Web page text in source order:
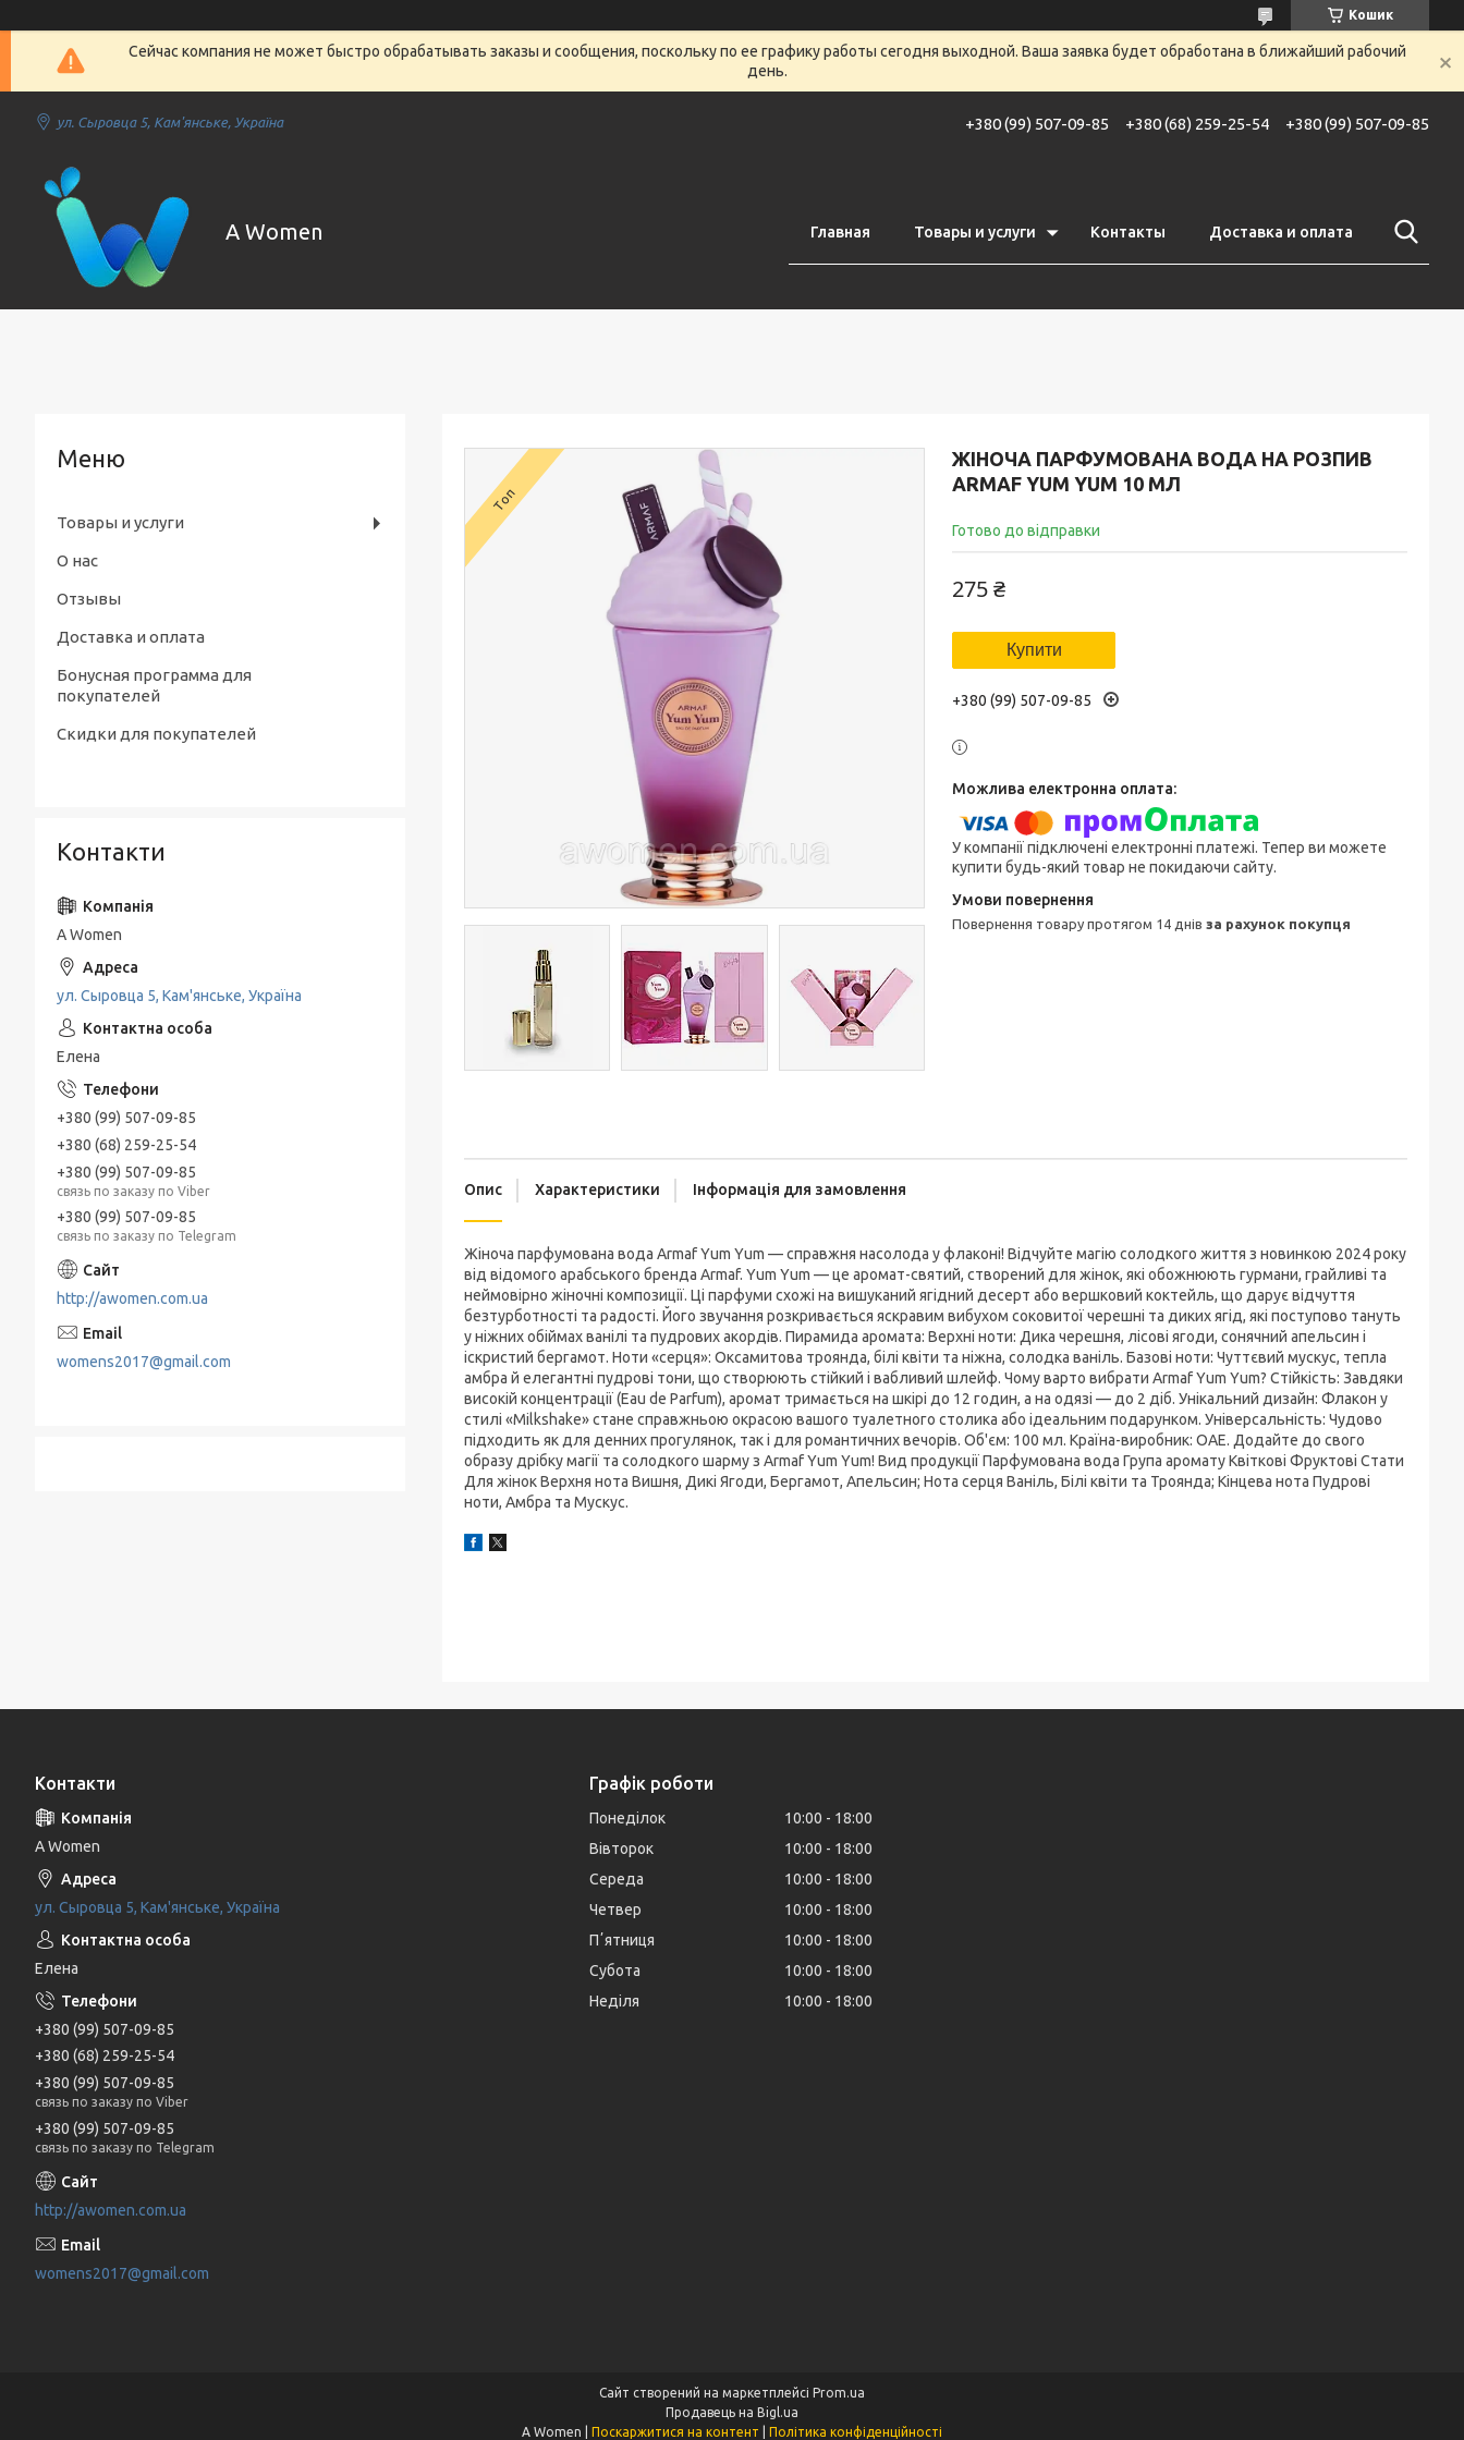
Кошик
Сейчас компания не может быстро обрабатывать заказы и сообщения, поскольку по ее графику работы сегодня выходной. Ваша заявка будет обработана в ближайший рабочий
день.
ул. Сыровца 5, Кам'янське, Україна +380 (99) 507-09-85 +380 (68) 259-25-54 +380 (99) 507-09-85
A Women Главная Товары и услуги Контакты Доставка и оплата
ЖІНОЧА ПАРФУМОВАНА ВОДА НА РОЗПИВ
ARMAF YUM YUM 10 МЛ
Готово до відправки
275 ₴
Купити
+380 (99) 507-09-85
У компанії підключені електронні платежі. Тепер ви можете
купити будь-який товар не покидаючи сайту.
повернення товару протягом 14 днів за рахунок покупця
Топ
Опис Характеристики Інформація для замовлення
Жіноча парфумована вода Armaf Yum Yum — справжня насолода у флаконі! Відчуйте магію солодкого життя з новинкою 2024 року
від відомого арабського бренда Armaf. Yum Yum — це аромат-святий, створений для жінок, які обожнюють гурмани, грайливі та
неймовірно жіночні композиції. Ці парфуми схожі на вишуканий ягідний десерт або вершковий коктейль, що дарує відчуття
безтурботності та радості. Його звучання розкривається яскравим вибухом соковитої черешні та диких ягід, які поступово тануть
у ніжних обіймах ванілі та пудрових акордів. Пирамида аромата: Верхні ноти: Дика черешня, лісові ягоди, сонячний апельсин і
іскристий бергамот. Ноти «серця»: Оксамитова троянда, білі квіти та ніжна, солодка ваніль. Базові ноти: Чуттєвий мускус, тепла
амбра й елегантні пудрові тони, що створюють стійкий і вабливий шлейф. Чому варто вибрати Armaf Yum Yum? Стійкість: Завдяки
високій концентрації (Eau de Parfum), аромат тримається на шкірі до 12 годин, а на одязі — до 2 діб. Унікальний дизайн: Флакон у
стилі «Milkshake» стане справжньою окрасою вашого туалетного столика або ідеальним подарунком. Універсальність: Чудово
підходить як для денних прогулянок, так і для романтичних вечорів. Об'єм: 100 мл. Країна-виробник: ОАЕ. Додайте до свого
образу дрібку магії та солодкого шарму з Armaf Yum Yum! Вид продукції Парфумована вода Група аромату Квіткові Фруктові Стати
Для жінок Верхня нота Вишня, Дикі Ягоди, Бергамот, Апельсин; Нота серця Ваніль, Білі квіти та Троянда; Кінцева нота Пудрові
ноти, Амбра та Мускус.
Товары и услуги
О нас
Отзывы
Доставка и оплата
Бонусная программа для
покупателей
Скидки для покупателей
Контакти
A Women
ул. Сыровца 5, Кам'янське, Україна
Елена
+380 (99) 507-09-85
+380 (68) 259-25-54
+380 (99) 507-09-85
связь по заказу по Viber
+380 (99) 507-09-85
связь по заказу по Telegram
http://awomen.com.ua
womens2017@gmail.com
Контакти
A Women
ул. Сыровца 5, Кам'янське, Україна
Елена
+380 (99) 507-09-85
+380 (68) 259-25-54
+380 (99) 507-09-85
связь по заказу по Viber
+380 (99) 507-09-85
связь по заказу по Telegram
http://awomen.com.ua
womens2017@gmail.com
Графік роботи
Понеділок 10:00
18:00
Вівторок
10:00
18:00
Середа
10:00
18:00
Четвер
10:00
18:00
Пʼятниця
10:00
18:00
Субота
10:00
18:00
Неділя
10:00 18:00
Сайт створений на маркетплейсі Prom.ua
Продавець на Bigl.ua
Поскаржитися на контент Політика конфіденційності